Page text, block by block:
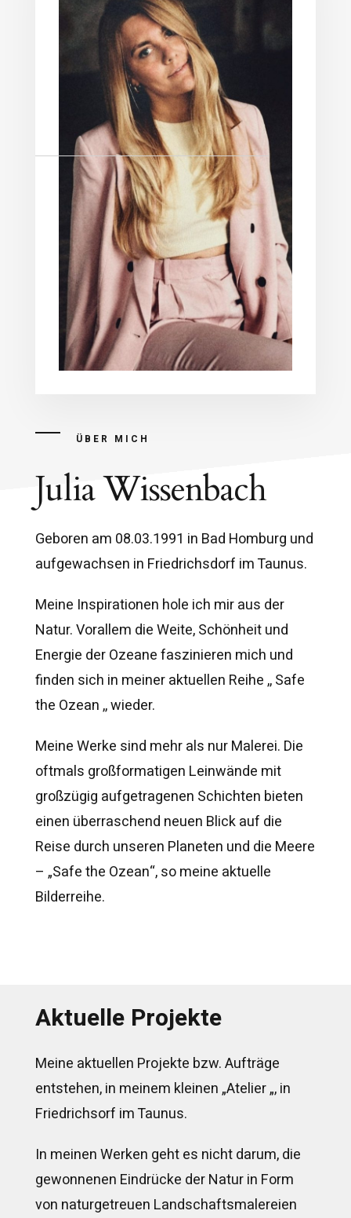
ÜBER MICH
Julia Wissenbach
Geboren am 08.03.1991 in Bad Homburg und
aufgewachsen in Friedrichsdorf im Taunus.
Meine Inspirationen hole ich mir aus der
Natur. Vorallem die Weite, Schönheit und
Energie der Ozeane faszinieren mich und
finden sich in meiner aktuellen Reihe ,, Safe
the Ozean ,, wieder.
Meine Werke sind mehr als nur Malerei. Die
oftmals großformatigen Leinwände mit
großzügig aufgetragenen Schichten bieten
einen überraschend neuen Blick auf die
Reise durch unseren Planeten und die Meere
– „Safe the Ozean“, so meine aktuelle
Bilderreihe.
Aktuelle Projekte
Meine aktuellen Projekte bzw. Aufträge
entstehen, in meinem kleinen „Atelier „, in
Friedrichsorf im Taunus.
In meinen Werken geht es nicht darum, die
gewonnenen Eindrücke der Natur in Form
von naturgetreuen Landschaftsmalereien